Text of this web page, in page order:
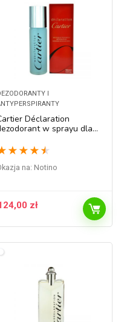
I
Déclaration
w sprayu dla
★ ★ ★ ★
na: Notino
zł